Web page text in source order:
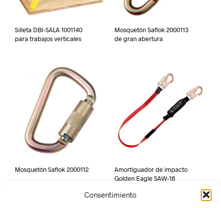
Consentimiento
Silleta DBI-SALA 1001140
para trabajos verticales
Mosquetón Saflok 2000113
de gran abertura
Mosquetón Saflok 2000112
Amortiguador de impacto
Golden Eagle SAW-18